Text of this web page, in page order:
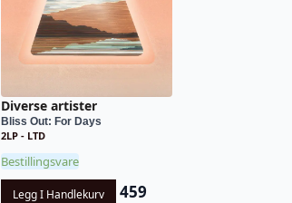
Diverse artister
Bliss Out: For Days
2LP - LTD
Bestillingsvare
Legg I Handlekurv 459